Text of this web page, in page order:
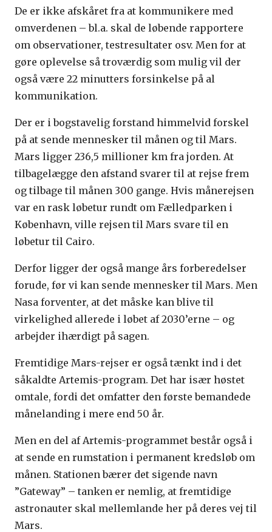
De er ikke afskåret fra at kommunikere med
omverdenen – bl.a. skal de løbende rapportere
om observationer, testresultater osv. Men for at
gøre oplevelse så troværdig som mulig vil der
også være 22 minutters forsinkelse på al
kommunikation.
Der er i bogstavelig forstand himmelvid forskel
på at sende mennesker til månen og til Mars.
Mars ligger 236,5 millioner km fra jorden. At
tilbagelægge den afstand svarer til at rejse frem
og tilbage til månen 300 gange. Hvis månerejsen
var en rask løbetur rundt om Fælledparken i
København, ville rejsen til Mars svare til en
løbetur til Cairo.
Derfor ligger der også mange års forberedelser
forude, før vi kan sende mennesker til Mars. Men
Nasa forventer, at det måske kan blive til
virkelighed allerede i løbet af 2030’erne – og
arbejder ihærdigt på sagen.
Fremtidige Mars-rejser er også tænkt ind i det
såkaldte Artemis-program. Det har især høstet
omtale, fordi det omfatter den første bemandede
månelanding i mere end 50 år.
Men en del af Artemis-programmet består også i
at sende en rumstation i permanent kredsløb om
månen. Stationen bærer det sigende navn
”Gateway” – tanken er nemlig, at fremtidige
astronauter skal mellemlande her på deres vej til
Mars.